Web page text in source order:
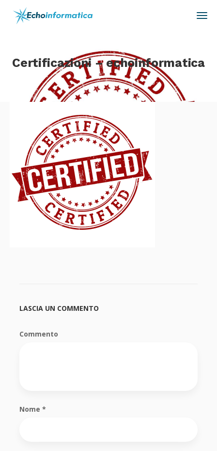
Certificazioni – echoinformatica
LASCIA UN COMMENTO
Commento
Nome *